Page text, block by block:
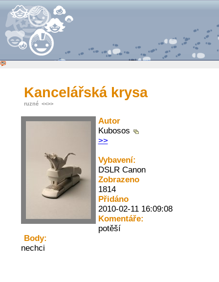
Kancelářská krysa
ruzné <<>>
Autor
Kubosos
>>
Vybavení:
DSLR Canon
Zobrazeno
1814
Přidáno
2010-02-11 16:09:08
Komentáře:
potěší
Body:
nechci